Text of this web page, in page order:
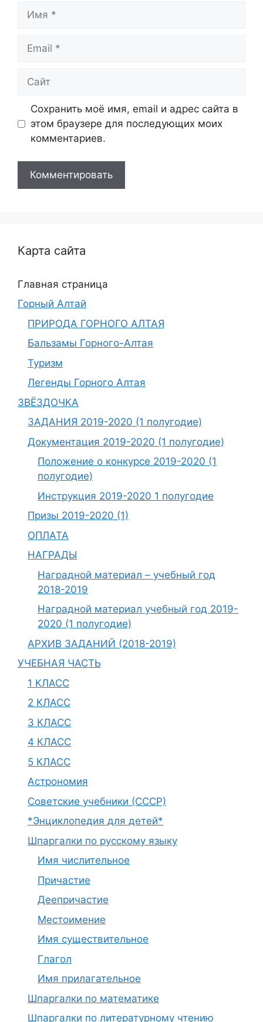
Имя
Email
Сайт
Сохранить моё имя, email и адрес сайта в
этом браузере для последующих моих
комментариев.
Карта сайта
Главная страница
Горный Алтай
ПРИРОДА ГОРНОГО АЛТАЯ
Бальзамы Горного-Алтая
Туризм
Легенды Горного Алтая
ЗВЁЗДОЧКА
ЗАДАНИЯ 2019-2020 (1 полугодие)
Документация 2019-2020 (1 полугодие)
Положение о конкурсе 2019-2020 (1
полугодие)
Инструкция 2019-2020 1 полугодие
Призы 2019-2020 (1)
ОПЛАТА
НАГРАДЫ
Наградной материал – учебный год
2018-2019
Наградной материал учебный год 2019-
2020 (1 полугодие)
АРХИВ ЗАДАНИЙ (2018-2019)
УЧЕБНАЯ ЧАСТЬ
1 КЛАСС
2 КЛАСС
3 КЛАСС
4 КЛАСС
5 КЛАСС
Астрономия
Советские учебники (СССР)
*Энциклопедия для детей*
Шпаргалки по русскому языку
Имя числительное
Причастие
Деепричастие
Местоимение
Имя существительное
Глагол
Имя прилагательное
Шпаргалки по математике
Шпаргалки по литературному чтению